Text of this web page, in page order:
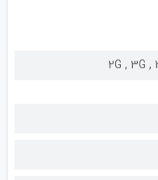
2G , 3G ,